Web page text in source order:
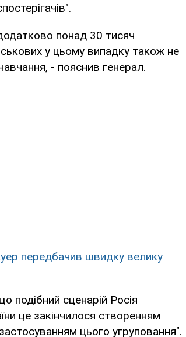
понад 30 тисяч
у цьому випадку також не
- пояснив генерал.
передбачив швидку велику
подібний сценарій Росія
це закінчилося створенням
цього угруповання".